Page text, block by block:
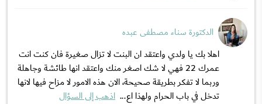
الدكتورة سناء مصطفى عبده
اهلا بك يا ولدي واعتقد ان البنت لا تزال صغيرة فان كنت انت
عمرك 22 فهي لا شك اصغر منك واعتقد انها طائشة وجاهلة
وربما لا تفكر بطريقة صحيحة، الان هذه الامور لا مزاح فيها لانها
تدخل في باب الحرام ولهذا اع... اذهب إلى السؤال